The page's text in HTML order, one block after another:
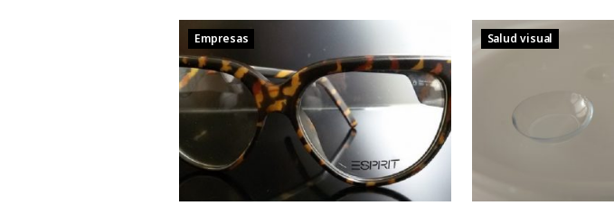
Empresas Salud visual